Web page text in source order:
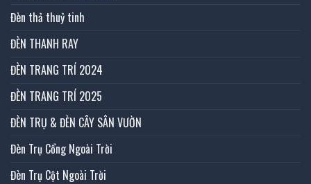
Đèn thả thuỷ tinh
ĐÈN THANH RAY
ĐÈN TRANG TRÍ 2024
ĐÈN TRANG TRÍ 2025
ĐÈN TRỤ & ĐÈN CÂY SÂN VƯỜN
Đèn Trụ Cổng Ngoài Trời
Đèn Trụ Cột Ngoài Trời